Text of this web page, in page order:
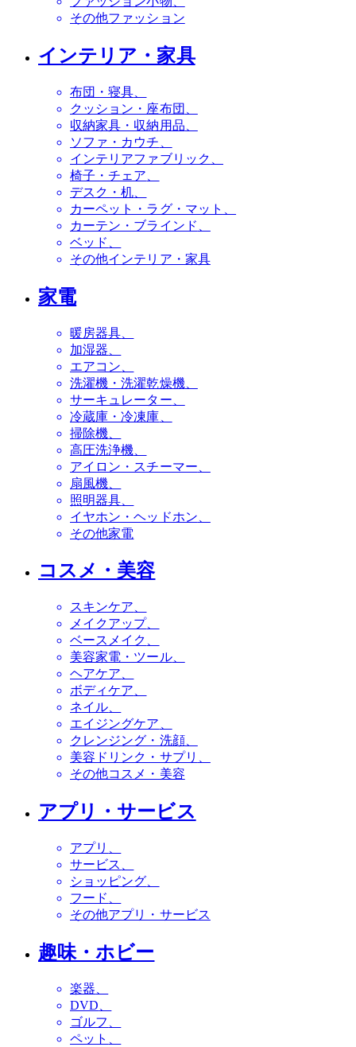
その他ファッション
インテリア・家具
布団・寝具
クッション・座布団
収納家具・収納用品
ソファ・カウチ
インテリアファブリック
椅子・チェア
デスク・机
カーペット・ラグ・マット
カーテン・ブラインド
ベッド
その他インテリア・家具
家電
暖房器具
加湿器
エアコン
洗濯機・洗濯乾燥機
サーキュレーター
冷蔵庫・冷凍庫
掃除機
高圧洗浄機
アイロン・スチーマー
扇風機
照明器具
イヤホン・ヘッドホン
その他家電
コスメ・美容
スキンケア
メイクアップ
ベースメイク
美容家電・ツール
ヘアケア
ボディケア
ネイル
エイジングケア
クレンジング・洗顔
美容ドリンク・サプリ
その他コスメ・美容
アプリ・サービス
アプリ
サービス
ショッピング
フード
その他アプリ・サービス
趣味・ホビー
楽器
DVD
ゴルフ
ペット